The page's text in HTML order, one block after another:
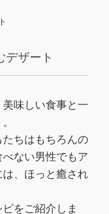
デザート
味しい食事と一
ちはもちろんの
ない男性でもア
、ほっと癒され
をご紹介しま